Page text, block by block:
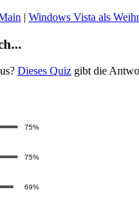
| Windows Vista als
Dieses Quiz gibt die
75%
75%
69%